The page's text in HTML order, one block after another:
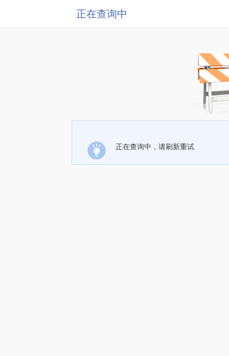
正在查询中
正在查询中，请刷新重试